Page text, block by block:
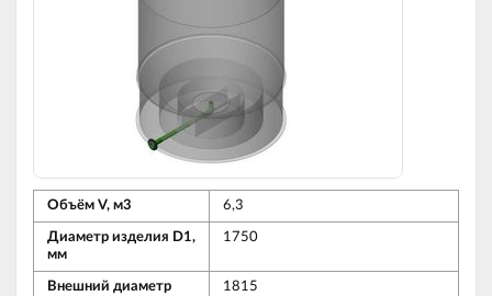
Объём V, м3 6,3
Диаметр изделия D1,
мм
1750
Внешний диаметр
1815